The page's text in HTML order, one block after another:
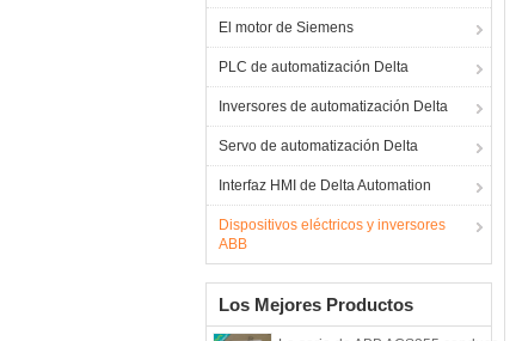
El motor de Siemens
PLC de automatización Delta
Inversores de automatización Delta
Servo de automatización Delta
Interfaz HMI de Delta Automation
Dispositivos eléctricos y inversores
ABB
Los Mejores Productos